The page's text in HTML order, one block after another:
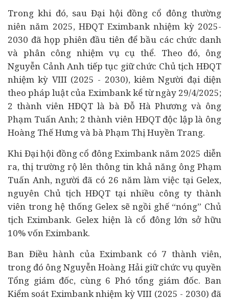
Trong khi đó, sau Đại hội đồng cổ đông thường
niên năm 2025, HĐQT Eximbank nhiệm kỳ 2025-
2030 đã họp phiên đầu tiên để bầu các chức danh
và phân công nhiệm vụ cụ thể. Theo đó, ông
Nguyễn Cảnh Anh tiếp tục giữ chức Chủ tịch HĐQT
nhiệm kỳ VIII (2025 - 2030), kiêm Người đại diện
theo pháp luật của Eximbank kể từ ngày 29/4/2025;
2 thành viên HĐQT là bà Đỗ Hà Phương và ông
Phạm Tuấn Anh; 2 thành viên HĐQT độc lập là ông
Hoàng Thế Hưng và bà Phạm Thị Huyền Trang.
Khi Đại hội đồng cổ đông Eximbank năm 2025 diễn
ra, thị trường rộ lên thông tin khả năng ông Phạm
Tuấn Anh, người đã có 26 năm làm việc tại Gelex,
nguyên Chủ tịch HĐQT tại nhiều công ty thành
viên trong hệ thống Gelex sẽ ngồi ghế “nóng” Chủ
tịch Eximbank. Gelex hiện là cổ đông lớn sở hữu
10% vốn Eximbank.
Ban Điều hành của Eximbank có 7 thành viên,
trong đó ông Nguyễn Hoàng Hải giữ chức vụ quyền
Tổng giám đốc, cùng 6 Phó tổng giám đốc. Ban
Kiểm soát Eximbank nhiệm kỳ VIII (2025 - 2030) đã